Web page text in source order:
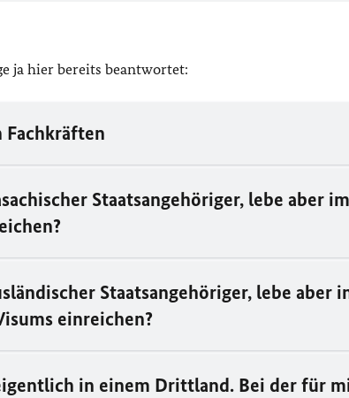
ja hier bereits beantwortet:
Fachkräften
Staatsangehöriger, lebe aber
Staatsangehöriger, lebe aber
einreichen?
in einem Drittland. Bei der für